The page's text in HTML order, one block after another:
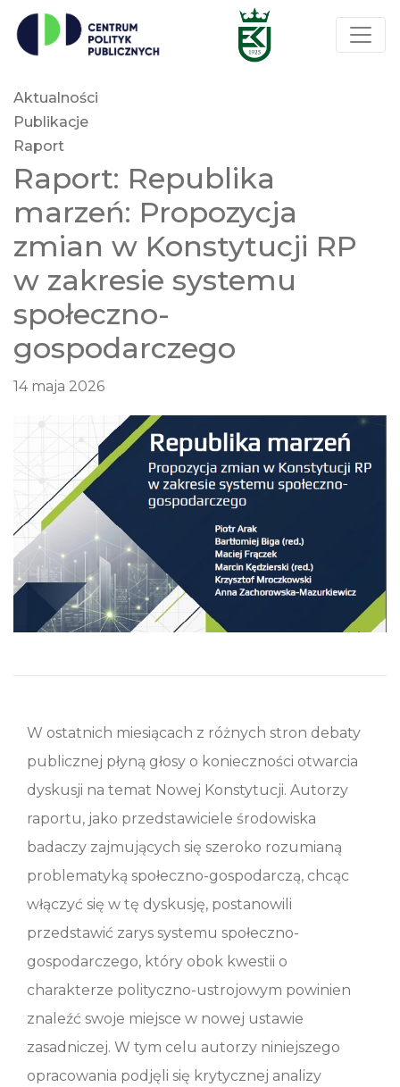
Aktualności
Publikacje
Raport
Raport: Republika
marzeń: Propozycja
zmian w Konstytucji RP
w zakresie systemu
społeczno-
gospodarczego
14 maja 2026
W ostatnich miesiącach z różnych stron debaty
publicznej płyną głosy o konieczności otwarcia
dyskusji na temat Nowej Konstytucji. Autorzy
raportu, jako przedstawiciele środowiska
badaczy zajmujących się szeroko rozumianą
problematyką społeczno-gospodarczą, chcąc
włączyć się w tę dyskusję, postanowili
przedstawić zarys systemu społeczno-
gospodarczego, który obok kwestii o
charakterze polityczno-ustrojowym powinien
znaleźć swoje miejsce w nowej ustawie
zasadniczej. W tym celu autorzy niniejszego
opracowania podjęli się krytycznej analizy